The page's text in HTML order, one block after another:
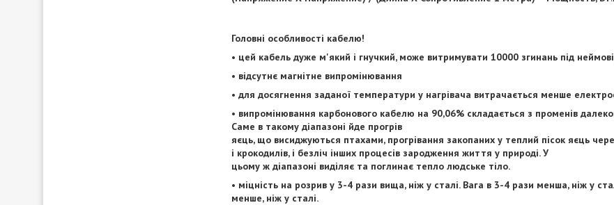
Головні особливості кабелю!
• цей кабель дуже м'який і гнучкий, може витримувати 10000 згинань під
• відсутнє магнітне випромінювання
• для досягнення заданої температури у нагрівача витрачається менше
• випромінювання карбонового кабелю на 90,06% складається з променів
Саме в такому діапазоні йде прогрів
яєць, що висиджуються птахами, прогрівання закопаних у теплий пісок яєць
і крокодилів, і безліч інших процесів зародження життя у природі. У
цьому ж діапазоні виділяє та поглинає тепло людське тіло.
• міцність на розрив у 3-4 рази вища, ніж у сталі. Вага в 3-4 рази менша, ніж у
менше, ніж у сталі.